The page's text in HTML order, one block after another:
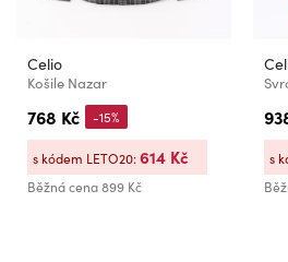
Celio
Košile Nazar
768 Kč
Běžná cena899 Kč
-15%
s kódem LETO20:614 Kč s